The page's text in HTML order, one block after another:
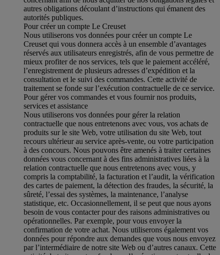
autres obligations découlant d’instructions qui émanent des
autorités publiques.
Pour créer un compte Le Creuset
Nous utiliserons vos données pour créer un compte Le
Creuset qui vous donnera accès à un ensemble d’avantages
réservés aux utilisateurs enregistrés, afin de vous permettre de
mieux profiter de nos services, tels que le paiement accéléré,
l’enregistrement de plusieurs adresses d’expédition et la
consultation et le suivi des commandes. Cette activité de
traitement se fonde sur l’exécution contractuelle de ce service.
Pour gérer vos commandes et vous fournir nos produits,
services et assistance
Nous utiliserons vos données pour gérer la relation
contractuelle que nous entretenons avec vous, vos achats de
produits sur le site Web, votre utilisation du site Web, tout
recours ultérieur au service après-vente, ou votre participation
à des concours. Nous pouvons être amenés à traiter certaines
données vous concernant à des fins administratives liées à la
relation contractuelle que nous entretenons avec vous, y
compris la comptabilité, la facturation et l’audit, la vérification
des cartes de paiement, la détection des fraudes, la sécurité, la
sûreté, l’essai des systèmes, la maintenance, l’analyse
statistique, etc. Occasionnellement, il se peut que nous ayons
besoin de vous contacter pour des raisons administratives ou
opérationnelles. Par exemple, pour vous envoyer la
confirmation de votre achat. Nous utiliserons également vos
données pour répondre aux demandes que vous nous envoyez
par l’intermédiaire de notre site Web ou d’autres canaux. Cette